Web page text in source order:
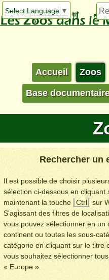
Select Language ▼
Accueil Zoos
Base
Rechercher un
Il est possible de choisir
sélection ci-dessous en cliquant
maintenant la touche
Ctrl sur
S'agissant des filtres de
vous pouvez sélectionner en un
continent ou toutes les sous-
catégorie en cliquant sur le titre
vous souhaitez sélectionner
« Europe ».